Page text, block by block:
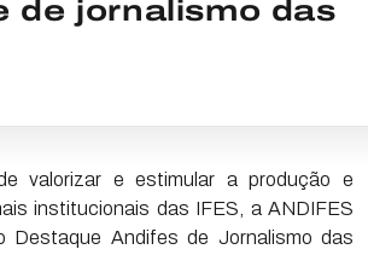
de jornalismo das
valorizar e estimular a produção e
institucionais das IFES, a ANDIFES
Destaque Andifes de Jornalismo das